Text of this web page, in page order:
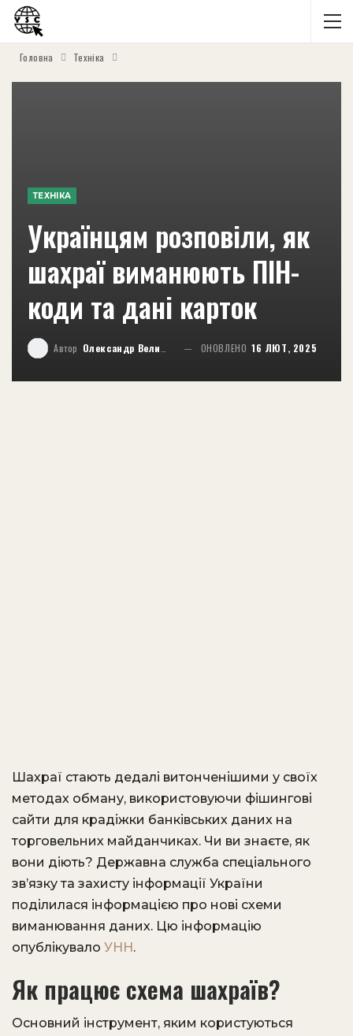
Головна Техніка
ТЕХНІКА
Українцям розповіли, як
шахраї виманюють ПІН-
коди та дані карток
Автор Олександр Великий ОНОВЛЕНО 16 ЛЮТ, 2025
Шахраї стають дедалі витонченішими у своїх
методах обману, використовуючи фішингові
сайти для крадіжки банківських даних на
торговельних майданчиках. Чи ви знаєте, як
вони діють? Державна служба спеціального
звʼязку та захисту інформації України
поділилася інформацією про нові схеми
виманювання даних. Цю інформацію
опублікувало УНН.
Як працює схема шахраїв?
Основний інструмент, яким користуються